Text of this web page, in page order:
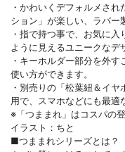
・かわいくデフォルメさ
ション」が楽しい、ラバー
・指で持つ事で、お気に
ように見えるユニークなデ
・キーホルダー部分を外
使い方ができます。
・別売りの「松葉紐＆イ
用で、スマホなどにも最適
※「つままれ」はコスパの登
イラスト：ちと
■つままれシリーズとは？